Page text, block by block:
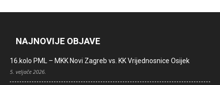
NAJNOVIJE OBJAVE
16.kolo PML – MKK Novi Zagreb vs. KK Vrijednosnice Osijek
5. veljače 2026.